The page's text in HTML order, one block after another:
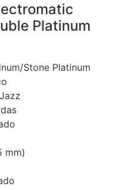
Platinum
Stone Platinum
mm)